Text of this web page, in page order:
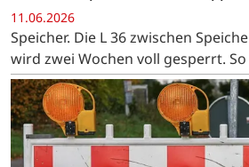
11.06.2026
Speicher. Die L 36 zwischen
wird zwei Wochen voll gesperrt.